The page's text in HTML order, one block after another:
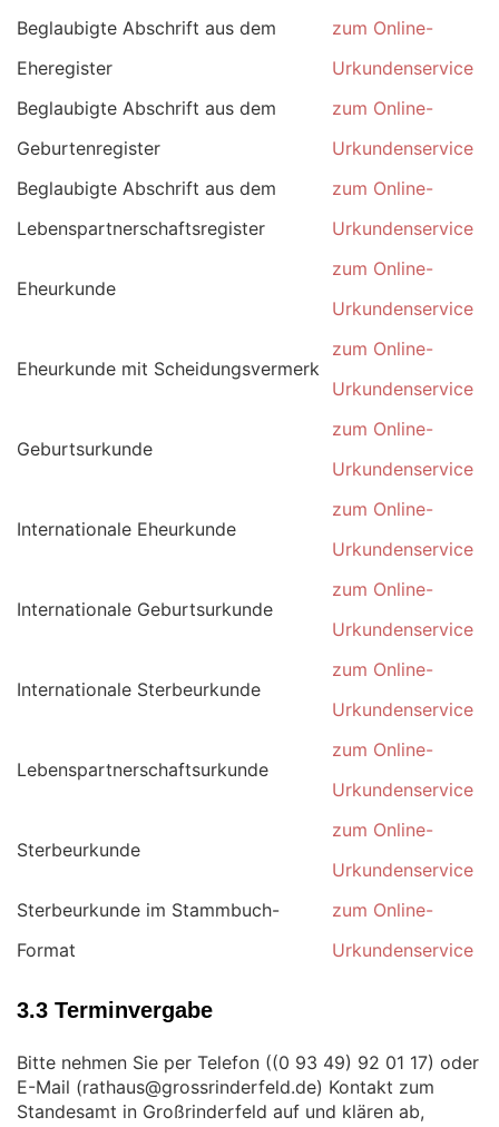
Beglaubigte Abschrift aus dem
Eheregister
zum Online-
Urkundenservice
Beglaubigte Abschrift aus dem
Geburtenregister
zum Online-
Urkundenservice
Beglaubigte Abschrift aus dem
Lebenspartnerschaftsregister
zum Online-
Urkundenservice
Eheurkunde
zum Online-
Urkundenservice
Eheurkunde mit Scheidungsvermerk
zum Online-
Urkundenservice
Geburtsurkunde
zum Online-
Urkundenservice
Internationale Eheurkunde
zum Online-
Urkundenservice
Internationale Geburtsurkunde
zum Online-
Urkundenservice
Internationale Sterbeurkunde
zum Online-
Urkundenservice
Lebenspartnerschaftsurkunde
zum Online-
Urkundenservice
Sterbeurkunde
zum Online-
Urkundenservice
Sterbeurkunde im Stammbuch-
Format
zum Online-
Urkundenservice
3.3 Terminvergabe
Bitte nehmen Sie per Telefon (
) oder
E-Mail (
) Kontakt zum
Standesamt in Großrinderfeld auf und klären ab,